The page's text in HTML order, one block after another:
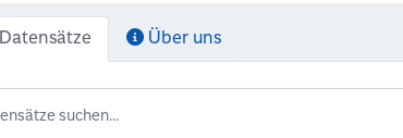
Datensätze Über uns